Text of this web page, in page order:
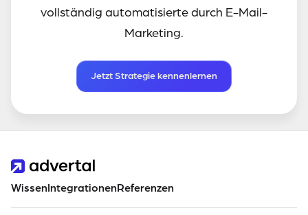
vollständig automatisierte durch E-Mail-
Marketing.
Jetzt Strategie kennenlernen
Wissen Integrationen Referenzen